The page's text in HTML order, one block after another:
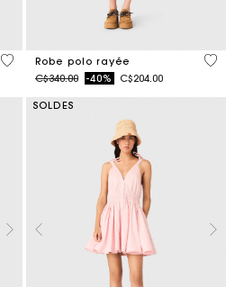
4,1 out of 5 Customer Rating
Robe polo rayée
Price reduced from
C$340.00to-40% C$204.00
3,2
SOLDES